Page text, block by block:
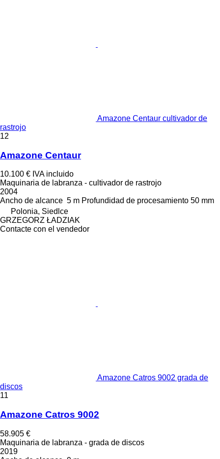
Amazone Centaur cultivador de
rastrojo
12
Amazone Centaur
10.100 € IVA incluido
Maquinaria de labranza - cultivador de rastrojo
2004
Ancho de alcance 5 m Profundidad de procesamiento 50 mm
Polonia, Siedlce
GRZEGORZ ŁADZIAK
Contacte con el vendedor
Amazone Catros 9002 grada de
discos
11
Amazone Catros 9002
58.905 €
Maquinaria de labranza - grada de discos
2019